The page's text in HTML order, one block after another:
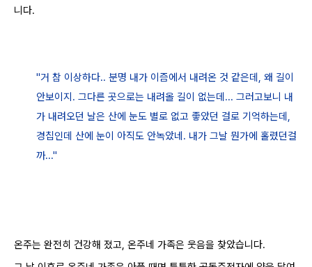
니다.
"거 참 이상하다.. 분명 내가 이즘에서 내려온 것 같은데, 왜 길이
안보이지. 그다른 곳으로는 내려올 길이 없는데... 그러고보니 내
가 내려오던 날은 산에 눈도 별로 없고 좋았던 걸로 기억하는데,
경칩인데 산에 눈이 아직도 안녹았네. 내가 그날 뭔가에 홀렸던걸
까..."
온주는 완전히 건강해 졌고, 온주네 가족은 웃음을 찾았습니다.